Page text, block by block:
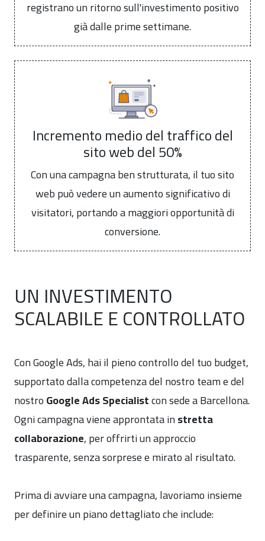
registrano un ritorno sull'investimento positivo
già dalle prime settimane.
Incremento medio del traffico del
sito web del 50%
Con una campagna ben strutturata, il tuo sito
web può vedere un aumento significativo di
visitatori, portando a maggiori opportunità di
conversione.
UN INVESTIMENTO
SCALABILE E CONTROLLATO
Con Google Ads, hai il pieno controllo del tuo budget,
supportato dalla competenza del nostro team e del
nostroGoogle Ads Specialistcon sede a Barcellona.
Ogni campagna viene approntata instretta
collaborazione, per offrirti un approccio
trasparente, senza sorprese e mirato al risultato.
Prima di avviare una campagna, lavoriamo insieme
per definire un piano dettagliato che include: